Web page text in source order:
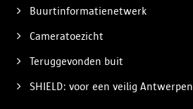
Buurtinformatienetwerk
Cameratoezicht
Teruggevonden buit
SHIELD: voor een veilig Antwerpen